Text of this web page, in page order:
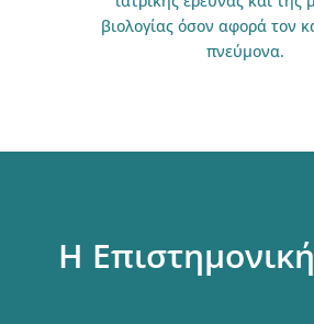
βιολογίας όσον αφορά τον
πνεύμονα.
Η